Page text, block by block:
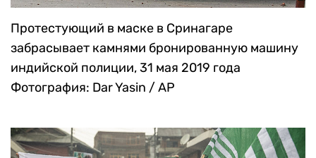
Протестующий в маске в Сринагаре
забрасывает камнями бронированную машину
индийской полиции, 31 мая 2019 года
Фотография: Dar Yasin / AP